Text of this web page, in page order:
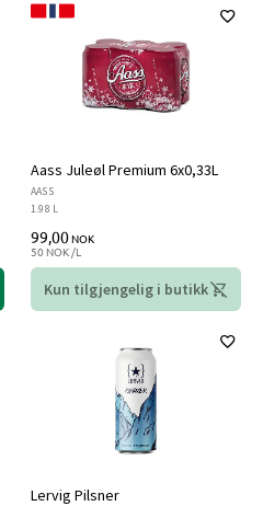
Aass Juleøl Premium 6x0,33L
AASS
1.98 L
99,00NOK
50 NOK /L
Kun tilgjengelig i butikk
Lervig Pilsner